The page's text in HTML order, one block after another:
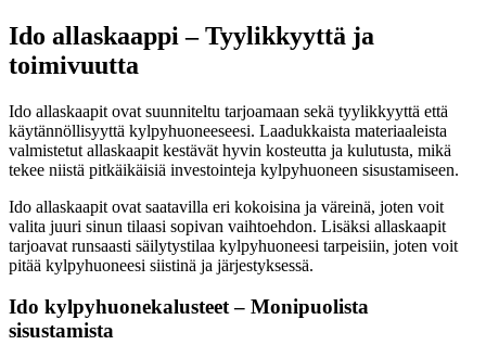
Ido allaskaappi – Tyylikkyyttä ja
toimivuutta
Ido allaskaapit ovat suunniteltu tarjoamaan sekä tyylikkyyttä että
käytännöllisyyttä kylpyhuoneeseesi. Laadukkaista materiaaleista
valmistetut allaskaapit kestävät hyvin kosteutta ja kulutusta, mikä
tekee niistä pitkäikäisiä investointeja kylpyhuoneen sisustamiseen.
Ido allaskaapit ovat saatavilla eri kokoisina ja väreinä, joten voit
valita juuri sinun tilaasi sopivan vaihtoehdon. Lisäksi allaskaapit
tarjoavat runsaasti säilytystilaa kylpyhuoneesi tarpeisiin, joten voit
pitää kylpyhuoneesi siistinä ja järjestyksessä.
Ido kylpyhuonekalusteet – Monipuolista
sisustamista